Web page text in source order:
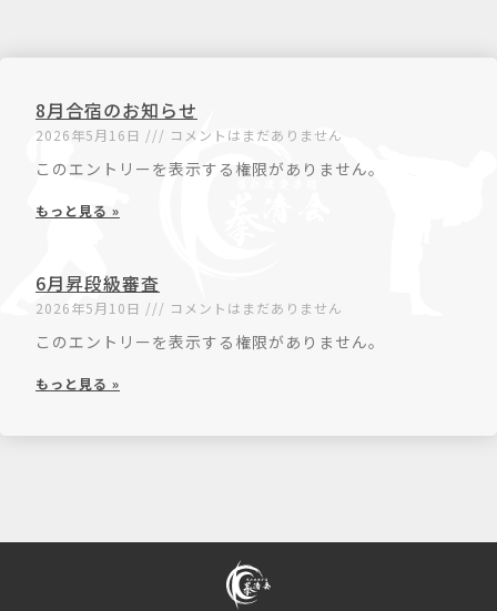
8月合宿のお知らせ
2026年5月16日 コメントはまだありません
このエントリーを表示する権限がありません。
もっと見る »
6月昇段級審査
2026年5月10日 コメントはまだありません
このエントリーを表示する権限がありません。
もっと見る »